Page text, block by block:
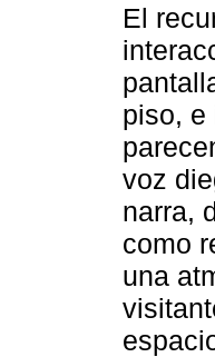
El
piso, e
voz
narra,
como
una